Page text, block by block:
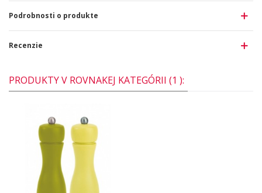
Podrobnosti o produkte
Recenzie
PRODUKTY V ROVNAKEJ KATEGÓRII (1 ):